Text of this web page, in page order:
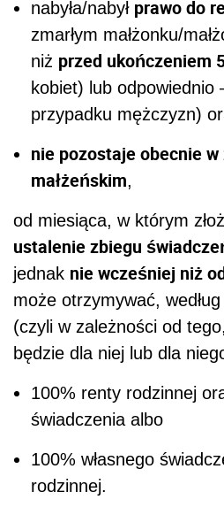
nabyła/nabył prawo do
zmarłym małżonku/
niż przed ukończeniem
kobiet) lub odpowiednio
przypadku mężczyzn)
nie pozostaje obecnie w
małżeńskim,
od miesiąca, w którym
ustalenie zbiegu
jednak nie wcześniej niż
może otrzymywać,
(czyli w zależności od
będzie dla niej lub dla
100% renty rodzinnej
świadczenia albo
100% własnego
rodzinnej.